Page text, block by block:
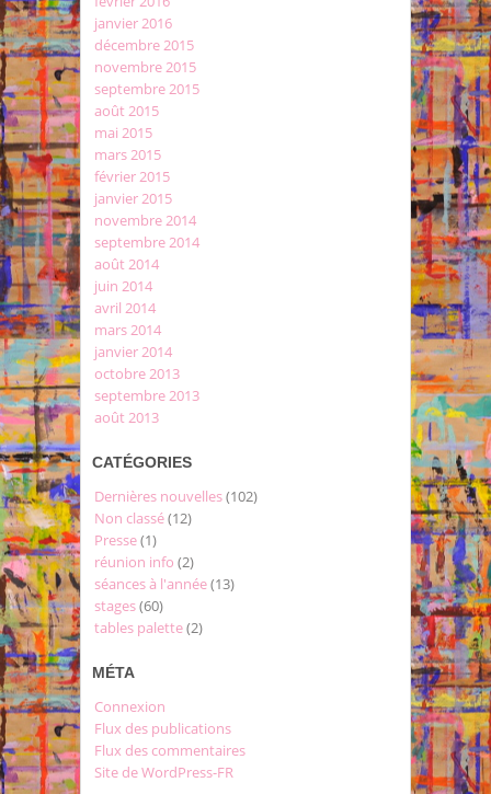
janvier 2016
décembre 2015
novembre 2015
septembre 2015
août 2015
mai 2015
mars 2015
février 2015
janvier 2015
novembre 2014
septembre 2014
août 2014
juin 2014
avril 2014
mars 2014
janvier 2014
octobre 2013
septembre 2013
août 2013
CATÉGORIES
Dernières nouvelles(102)
Non classé(12)
Presse(1)
réunion info (2)
séances à l'année(13)
stages(60)
tables palette(2)
MÉTA
Connexion
Flux des publications
Flux des commentaires
Site de WordPress-FR